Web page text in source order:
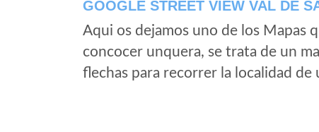
GOOGLE STREET VIEW VAL DE
Aqui os dejamos uno de los Mapas
concocer unquera, se trata de un
flechas para recorrer la localidad de